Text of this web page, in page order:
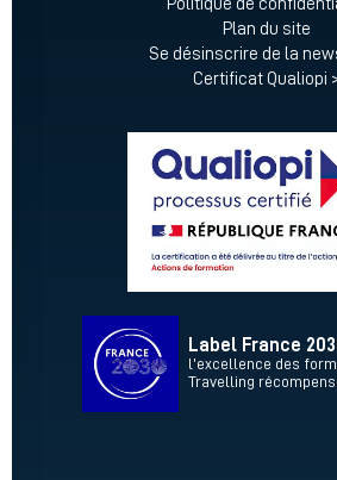
Politique de
Plan du site
Se désinscrire de la
Certificat Qualiopi
Label France
l’excellence des
Travelling